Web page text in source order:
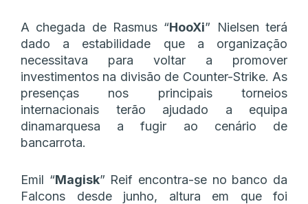
A chegada de Rasmus “HooXi” Nielsen terá
dado a estabilidade que a organização
necessitava para voltar a promover
investimentos na divisão de Counter-Strike. As
presenças nos principais torneios
internacionais terão ajudado a equipa
dinamarquesa a fugir ao cenário de
bancarrota.
Emil “Magisk” Reif encontra-se no banco da
Falcons desde junho, altura em que foi